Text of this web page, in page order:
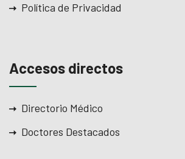
Política de Privacidad
Accesos directos
Directorio Médico
Doctores Destacados